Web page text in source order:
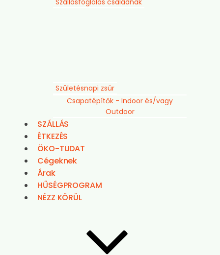
Szállásfoglalás családnak
Születésnapi zsúr
Csapatépítők - Indoor és/vagy
Outdoor
SZÁLLÁS
ÉTKEZÉS
ÖKO-TUDAT
Cégeknek
Árak
HŰSÉGPROGRAM
NÉZZ KÖRÜL